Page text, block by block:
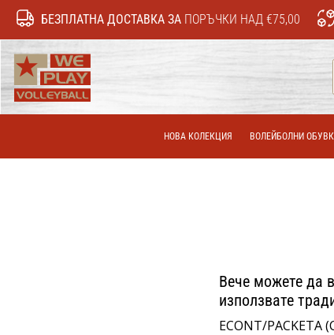
БЕЗПЛАТНА ДОСТАВКА ЗА ПОРЪЧКИ НАД €75,00
НОВА КОЛЕКЦИЯ ВОЛЕЙБОЛНИ
Вече можете да
използвате
ECONT/PACKETA